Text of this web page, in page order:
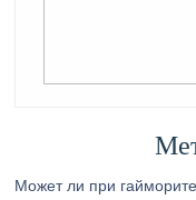
Может ли при